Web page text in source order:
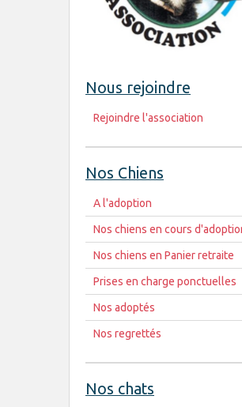
Nous rejoindre
Rejoindre l'association
Nos Chiens
A l'adoption
Nos chiens en cours
Nos chiens en Panier retraite
Prises en charge ponctuelles
Nos adoptés
Nos regrettés
Nos chats